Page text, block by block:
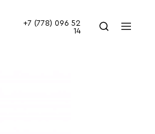
+7 (778) 096 52
14